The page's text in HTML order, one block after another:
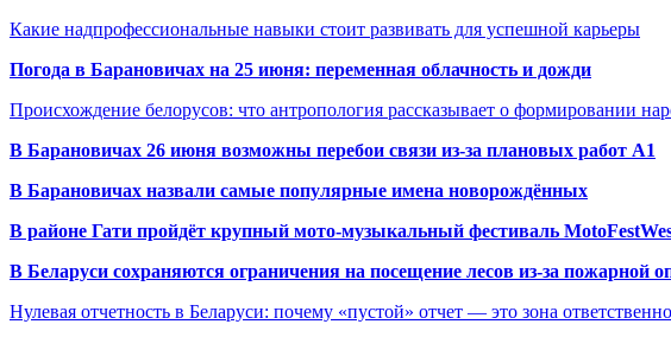
Какие надпрофессиональные навыки стоит развивать для успешной карьеры
Погода в Барановичах на 25 июня: переменная облачность и дожди
Происхождение белорусов: что антропология рассказывает о формировании
В Барановичах 26 июня возможны перебои связи из-за плановых работ A1
В Барановичах назвали самые популярные имена новорождённых
В районе Гати пройдёт крупный мото-музыкальный фестиваль
В Беларуси сохраняются ограничения на посещение лесов из-за пожарной
Нулевая отчетность в Беларуси: почему «пустой» отчет — это зона